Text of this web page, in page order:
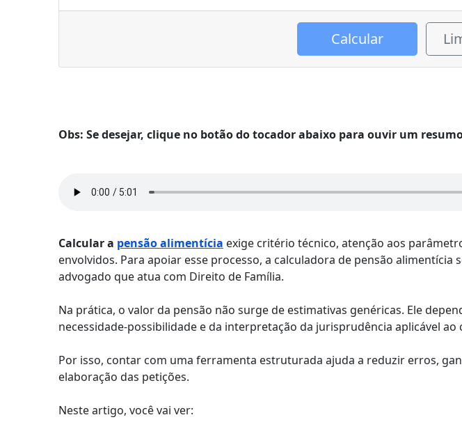
Calcular
Obs: Se desejar, clique no botão do tocador abaixo para ouvir um
Calcular a pensão alimentícia exige critério técnico, atenção aos
envolvidos. Para apoiar esse processo, a calculadora de pensão
advogado que atua com Direito de Família.
Na prática, o valor da pensão não surge de estimativas genéricas. Ele
necessidade-possibilidade e da interpretação da jurisprudência aplicável ao
Por isso, contar com uma ferramenta estruturada ajuda a reduzir erros,
elaboração das petições.
Neste artigo, você vai ver: